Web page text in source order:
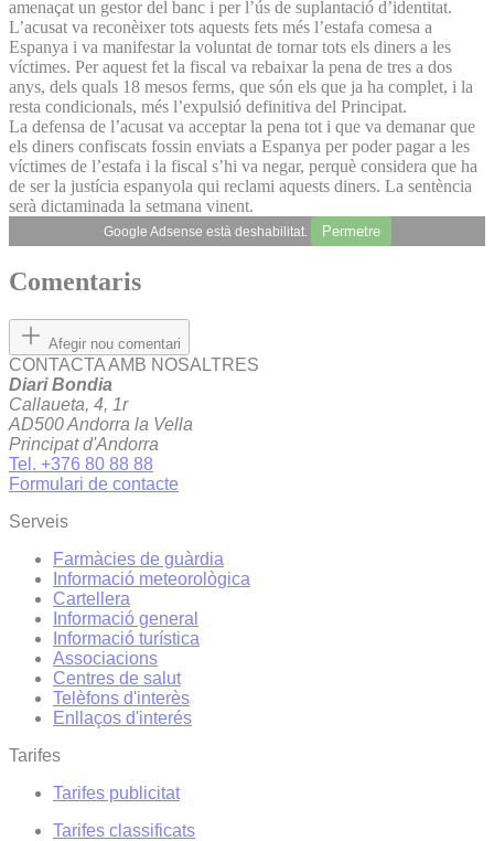
amenaçat un gestor del banc i per l’ús de suplantació d’identitat.
L’acusat va reconèixer tots aquests fets més l’estafa comesa a
Espanya i va manifestar la voluntat de tornar tots els diners a les
víctimes. Per aquest fet la fiscal va rebaixar la pena de tres a dos
anys, dels quals 18 mesos ferms, que són els que ja ha complet, i la
resta condicionals, més l’expulsió definitiva del Principat.
La defensa de l’acusat va acceptar la pena tot i que va demanar que
els diners confiscats fossin enviats a Espanya per poder pagar a les
víctimes de l’estafa i la fiscal s’hi va negar, perquè considera que ha
de ser la justícia espanyola qui reclami aquests diners. La sentència
serà dictaminada la setmana vinent.
Google Adsense està deshabilitat. Permetre
Comentaris
Afegir nou comentari
CONTACTA AMB NOSALTRES
Diari Bondia
Callaueta, 4, 1r
AD500 Andorra la Vella
Principat d'Andorra
Tel. +376 80 88 88
Formulari de contacte
Serveis
Farmàcies de guàrdia
Informació meteorològica
Cartellera
Informació general
Informació turística
Associacions
Centres de salut
Telèfons d'interès
Enllaços d'interés
Tarifes
Tarifes publicitat
Tarifes classificats